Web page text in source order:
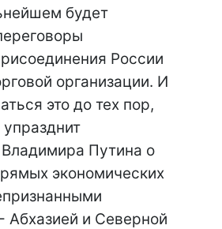
будет
России
организации. И
это до тех пор,
Путина о
экономических
Абхазией и Северной